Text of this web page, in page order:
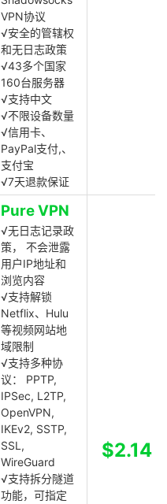
VPN协议
√安全的管辖权
和无日志政策
√43多个国家
160台服务器
√支持中文
√不限设备数量
√信用卡、
PayPal支付,、
支付宝
√7天退款保证
Pure VPN
√无日志记录政
策， 不会泄露
用户IP地址和
浏览内容
√支持解锁
Netflix、Hulu
等视频网站地
域限制
√支持多种协
议： PPTP,
IPSec, L2TP,
OpenVPN,
IKEv2, SSTP,
SSL,
WireGuard
√支持拆分隧道
功能，可指定
$2.14